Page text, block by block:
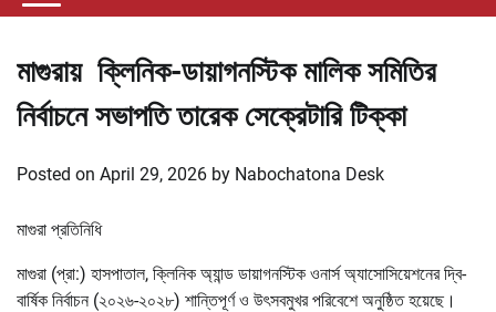
মাগুরায় ক্লিনিক-ডায়াগনস্টিক মালিক সমিতির
নির্বাচনে সভাপতি তারেক সেক্রেটারি টিক্কা
Posted on April 29, 2026 by Nabochatona Desk
মাগুরা প্রতিনিধি
মাগুরা (প্রা:) হাসপাতাল, ক্লিনিক অ্যান্ড ডায়াগনস্টিক ওনার্স অ্যাসোসিয়েশনের দ্বি-
বার্ষিক নির্বাচন (২০২৬-২০২৮) শান্তিপূর্ণ ও উৎসবমুখর পরিবেশে অনুষ্ঠিত হয়েছে।